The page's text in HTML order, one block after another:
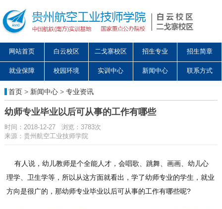
网站首页 白云校区 二戈寨校区 招生专业 招生简章
就业保障 校园环境 实训中心 新闻中心 联系方式
首页> 新闻中心> 专业资讯
幼师专业毕业以后可从事的工作有哪些
时间：2018-12-27 浏览：3783次
来源：贵州航空工业技师学院
有人说，幼儿教师是个全能人才，会唱歌、跳舞、画画、幼儿心
理学、卫生学等，所以从这方面就看出，学了幼师专业的学生，就业
方向是很广的，那幼师专业毕业以后可从事的工作有哪些呢?